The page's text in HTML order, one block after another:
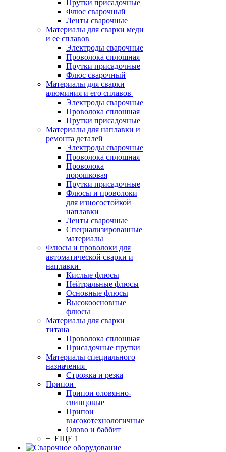
Прутки присадочные
Флюс сварочный
Ленты сварочные
Материалы для сварки меди
и ее сплавов
Электроды сварочные
Проволока сплошная
Прутки присадочные
Флюс сварочный
Материалы для сварки
алюминия и его сплавов
Электроды сварочные
Проволока сплошная
Прутки присадочные
Материалы для наплавки и
ремонта деталей
Электроды сварочные
Проволока сплошная
Проволока
порошковая
Прутки присадочные
Флюсы и проволоки
для износостойкой
наплавки
Ленты сварочные
Специализированные
материалы
Флюсы и проволоки для
автоматической сварки и
наплавки
Кислые флюсы
Нейтральные флюсы
Основные флюсы
Высокоосновные
флюсы
Материалы для сварки
титана
Проволока сплошная
Присадочные прутки
Материалы специального
назначения
Строжка и резка
Припои
Припои оловянно-
свинцовые
Припои
высокотехнологичные
Олово и баббит
+ ЕЩЕ 1